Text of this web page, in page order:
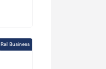
Rail Business